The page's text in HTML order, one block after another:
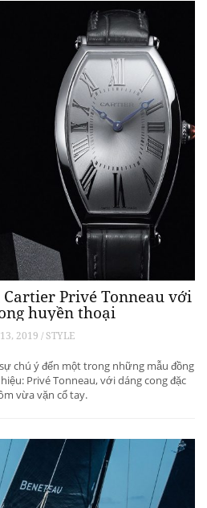
Privé Tonneau với
huyền thoại
2019 / STYLE
chú ý đến một trong những mẫu đồng
Privé Tonneau, với dáng cong đặc
vừa vặn cổ tay.